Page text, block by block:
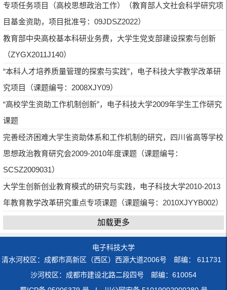
专项任务项目（高校思想政治工作）（教育部人文社会科学研究项
目基金资助，项目批准号：09JDSZ2022）
教育部中央高校基本科研业务费，大学生党支部建设探索与创新
（ZYGX2011J140）
“本科人才培养质量管理的探索与实践”，电子科技大学教学改革研
究项目（课题编号：2008XJY09）
“高校学生资助工作机制创新”，电子科技大学2009年学生工作研究
课题
完善经济困难大学生资助体系和工作机制的研究，四川省高等学校
思想政治教育研究会2009-2010年度课题（课题编号：
SCSZ2009031）
大学生创新创业教育模式的研究与实践，电子科技大学2010-2013
年教育教学改革研究重点专项课题（课题编号：2010XJYYB002）
加载更多
电子科技大学
清水河校区：成都市高新区（西区）西源大道2006号 邮编： 611731
沙河校区：成都市建设北路二段四号 邮编：610054